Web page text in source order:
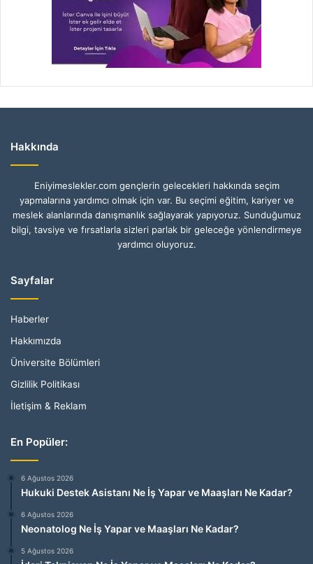
Hakkında
Eniyimeslekler.com gençlerin gelecekleri hakkında seçim
yapmalarına yardımcı olmak için var. Bu seçimi eğitim, kariyer ve
meslek alanlarında danışmanlık sağlayarak yapıyoruz. Sunduğumuz
bilgi, tavsiye ve fırsatlarla sizleri parlak bir geleceğe yönlendirmeye
yardımcı oluyoruz.
Sayfalar
Haberler
Hakkımızda
Üniversite Bölümleri
Gizlilik Politikası
İletişim & Reklam
En Popüler:
6 Ağustos 2026
Hukuki Destek Asistanı Ne İş Yapar ve Maaşları Ne Kadar?
6 Ağustos 2026
Neonatolog Ne İş Yapar ve Maaşları Ne Kadar?
5 Ağustos 2026